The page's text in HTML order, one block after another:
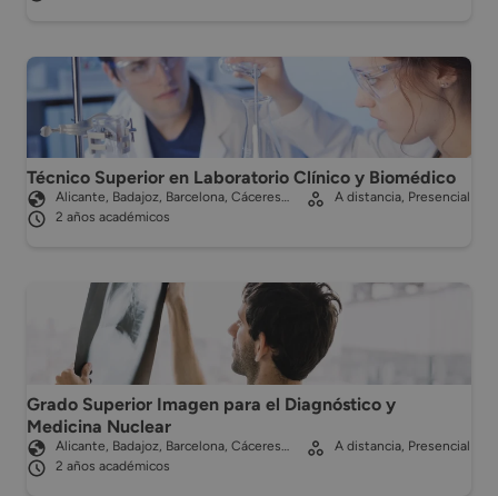
Técnico Superior en Laboratorio Clínico y Biomédico
Alicante, Badajoz, Barcelona, Cáceres…
2 años académicos
A distancia, Presencial
Grado Superior Imagen para el Diagnóstico y
Medicina Nuclear
Alicante, Badajoz, Barcelona, Cáceres…
2 años académicos
A distancia, Presencial